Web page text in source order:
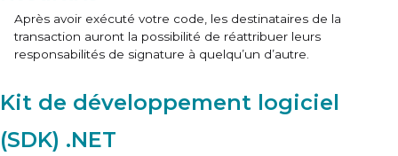
Après avoir exécuté votre code, les destinataires de la
transaction auront la possibilité de réattribuer leurs
responsabilités de signature à quelqu’un d’autre.
Kit de développement logiciel
(SDK) .NET